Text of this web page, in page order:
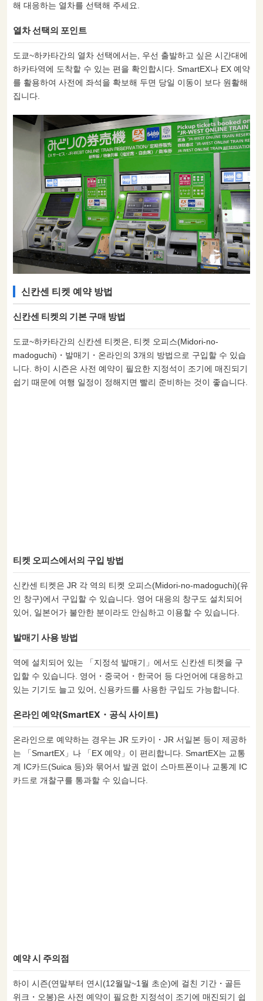
해 대응하는 열차를 선택해 주세요.
열차 선택의 포인트
도쿄~하카타간의 열차 선택에서는, 우선 출발하고 싶은 시간대에
하카타역에 도착할 수 있는 편을 확인합시다. SmartEX나 EX 예약
를 활용하여 사전에 좌석을 확보해 두면 당일 이동이 보다 원활해
집니다.
신칸센 티켓 예약 방법
신칸센 티켓의 기본 구매 방법
도쿄~하카타간의 신칸센 티켓은, 티켓 오피스(Midori-no-
madoguchi)・발매기・온라인의 3개의 방법으로 구입할 수 있습
니다. 하이 시즌은 사전 예약이 필요한 지정석이 조기에 매진되기
쉽기 때문에 여행 일정이 정해지면 빨리 준비하는 것이 좋습니다.
티켓 오피스에서의 구입 방법
신칸센 티켓은 JR 각 역의 티켓 오피스(Midori-no-madoguchi)(유
인 창구)에서 구입할 수 있습니다. 영어 대응의 창구도 설치되어
있어, 일본어가 불안한 분이라도 안심하고 이용할 수 있습니다.
발매기 사용 방법
역에 설치되어 있는 「지정석 발매기」에서도 신칸센 티켓을 구
입할 수 있습니다. 영어・중국어・한국어 등 다언어에 대응하고
있는 기기도 늘고 있어, 신용카드를 사용한 구입도 가능합니다.
온라인 예약(SmartEX・공식 사이트)
온라인으로 예약하는 경우는 JR 도카이・JR 서일본 등이 제공하
는 「SmartEX」나 「EX 예약」이 편리합니다. SmartEX는 교통
계 IC카드(Suica 등)와 묶어서 발권 없이 스마트폰이나 교통계 IC
카드로 개찰구를 통과할 수 있습니다.
예약 시 주의점
하이 시즌(연말부터 연시(12월말~1월 초순)에 걸친 기간・골든
위크・오봉)은 사전 예약이 필요한 지정석이 조기에 매진되기 쉽